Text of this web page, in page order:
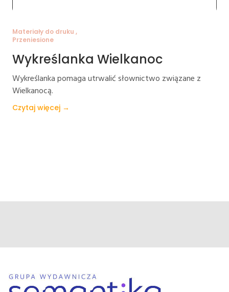
Materiały do druku ,
Przeniesione
Wykreślanka Wielkanoc
Wykreślanka pomaga utrwalić słownictwo związane z
Wielkanocą.
Czytaj więcej →